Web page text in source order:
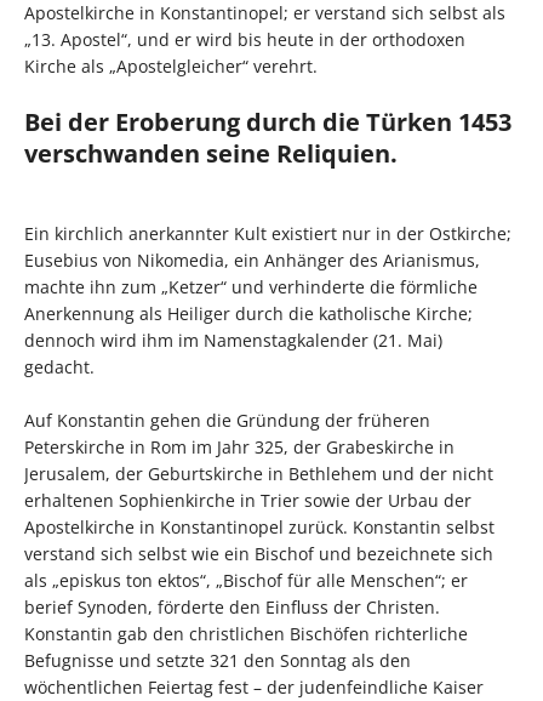
Apostelkirche in Konstantinopel; er verstand sich selbst als
„13. Apostel“, und er wird bis heute in der orthodoxen
Kirche als „Apostelgleicher“ verehrt.
Bei der Eroberung durch die Türken 1453
verschwanden seine Reliquien.
Ein kirchlich anerkannter Kult existiert nur in der Ostkirche;
Eusebius von Nikomedia, ein Anhänger des Arianismus,
machte ihn zum „Ketzer“ und verhinderte die förmliche
Anerkennung als Heiliger durch die katholische Kirche;
dennoch wird ihm im Namenstagkalender (21. Mai)
gedacht.
Auf Konstantin gehen die Gründung der früheren
Peterskirche in Rom im Jahr 325, der Grabeskirche in
Jerusalem, der Geburtskirche in Bethlehem und der nicht
erhaltenen Sophienkirche in Trier sowie der Urbau der
Apostelkirche in Konstantinopel zurück. Konstantin selbst
verstand sich selbst wie ein Bischof und bezeichnete sich
als „episkus ton ektos“, „Bischof für alle Menschen“; er
berief Synoden, förderte den Einfluss der Christen.
Konstantin gab den christlichen Bischöfen richterliche
Befugnisse und setzte 321 den Sonntag als den
wöchentlichen Feiertag fest – der judenfeindliche Kaiser